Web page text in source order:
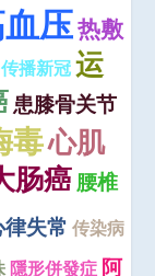
压热敷
传播新冠 运
患膝骨关节
毒心肌
肠癌腰椎
律失常 传染病
隱形併發症 阿